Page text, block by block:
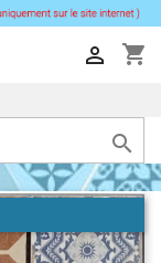
shopping_cart

